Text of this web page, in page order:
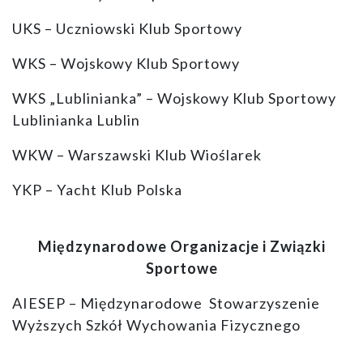
UKS – Uczniowski Klub Sportowy
WKS – Wojskowy Klub Sportowy
WKS „Lublinianka” – Wojskowy Klub Sportowy
Lublinianka Lublin
WKW – Warszawski Klub Wioślarek
YKP – Yacht Klub Polska
Międzynarodowe Organizacje i Związki
Sportowe
AIESEP – Międzynarodowe Stowarzyszenie
Wyższych Szkół Wychowania Fizycznego